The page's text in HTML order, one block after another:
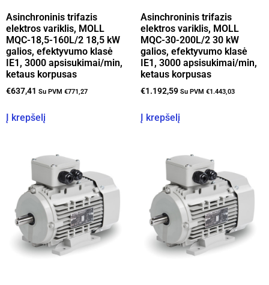
Asinchroninis trifazis
elektros variklis, MOLL
MQC-18,5-160L/2 18,5 kW
galios, efektyvumo klasė
IE1, 3000 apsisukimai/min,
ketaus korpusas
€637,41 Su PVM €771,27
Į krepšelį
Asinchroninis trifazis
elektros variklis, MOLL
MQC-30-200L/2 30 kW
galios, efektyvumo klasė
IE1, 3000 apsisukimai/min,
ketaus korpusas
€1.192,59 Su PVM €1.443,03
Į krepšelį